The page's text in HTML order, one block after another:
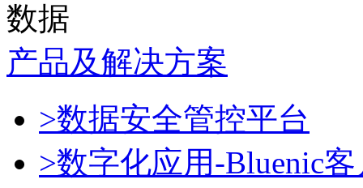
数据
产品及解决方案
>数据安全管控平台
>数字化应用-Bluenic